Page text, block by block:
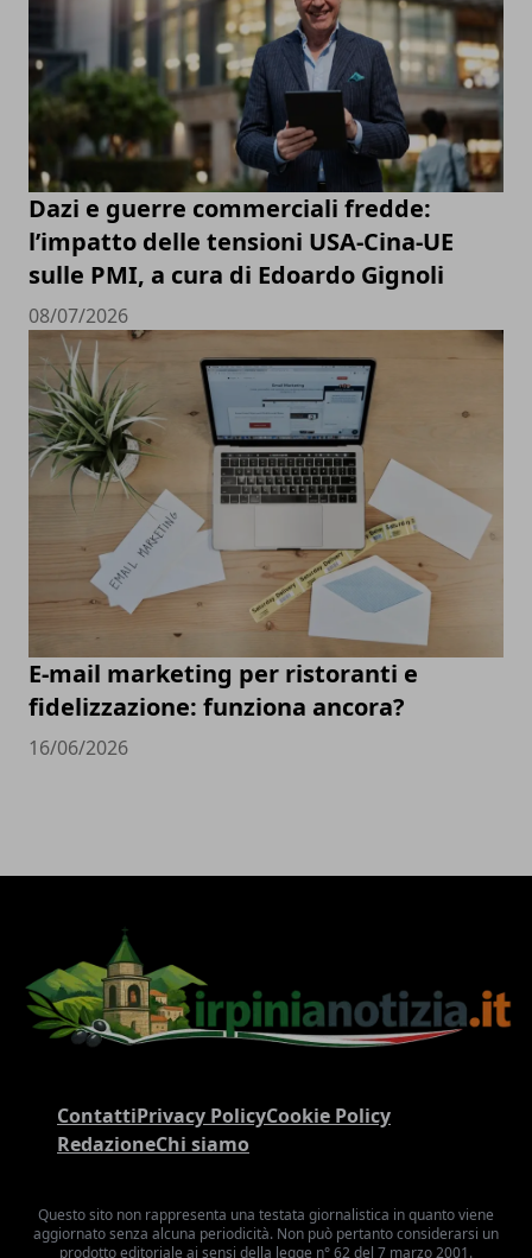
Dazi e guerre commerciali fredde:
l’impatto delle tensioni USA-Cina-UE
sulle PMI, a cura di Edoardo Gignoli
08/07/2026
E-mail marketing per ristoranti e
fidelizzazione: funziona ancora?
16/06/2026
ContattiPrivacy PolicyCookie Policy
RedazioneChi siamo
Questo sito non rappresenta una testata giornalistica in quanto viene
aggiornato senza alcuna periodicità. Non può pertanto considerarsi un
prodotto editoriale ai sensi della legge n° 62 del 7 marzo 2001.